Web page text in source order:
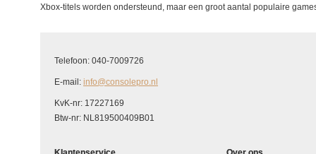
Xbox-titels worden ondersteund, maar een groot aantal populaire
Telefoon: 040-7009726
E-mail: info@consolepro.nl
KvK-nr: 17227169
Btw-nr: NL819500409B01